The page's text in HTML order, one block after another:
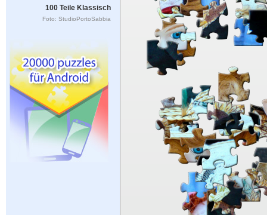
100 Teile Klassisch
Foto: StudioPortoSabbia